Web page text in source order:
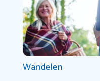
Wandelen